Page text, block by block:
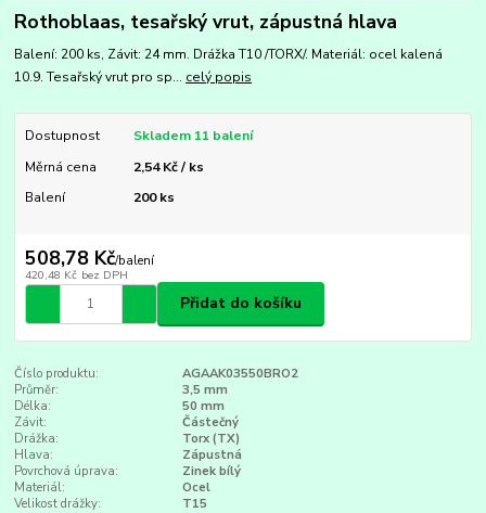
Rothoblaas, tesařský vrut, zápustná hlava
Balení: 200 ks, Závit: 24 mm. Drážka T10 /TORX/. Materiál: ocel kalená
10.9. Tesařský vrut pro sp... celý popis
Dostupnost
Skladem 11 balení
Měrná cena
2,54 Kč / ks
Balení
200 ks
508,78 Kč/balení
420,48 Kč bez DPH
Přidat do košíku
Číslo produktu:
AGAAK03550BRO2
Průměr:
3,5 mm
Délka:
50 mm
Závit:
Částečný
Drážka:
Torx (TX)
Hlava:
Zápustná
Povrchová úprava:
Zinek bílý
Materiál:
Ocel
Velikost drážky:
T15